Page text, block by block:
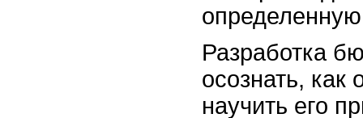
Разработка
осознать, как
научить его